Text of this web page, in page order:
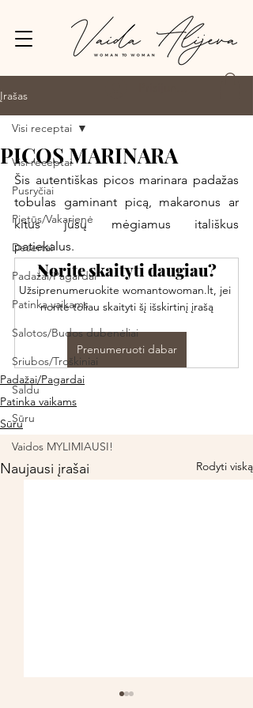
Įrašas
Visi receptai
Pusryčiai
Pietūs/Vakarienė
Desertai
Padažai/Pagardai
Patinka vaikams
Salotos/Budos dubenėliai
Sriubos/Troškiniai
Saldu
Sūru
Vaidos MYLIMIAUSI!
Visi receptai
PICOS MARINARA
Šis autentiškas picos marinara padažas
tobulas gaminant picą, makaronus ar
kitus jūsų mėgiamus itališkus
patiekalus.
Norite skaityti daugiau?
Užsiprenumeruokite womantowoman.lt, jei
norite toliau skaityti šį išskirtinį įrašą
Prenumeruoti dabar
Padažai/Pagardai
Patinka vaikams
Sūru
Naujausi įrašai Rodyti viską